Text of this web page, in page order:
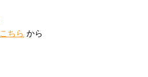
こちら から